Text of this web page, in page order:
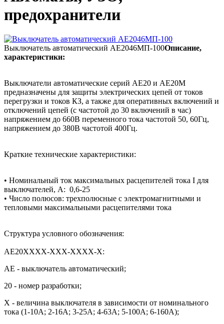
предохранители
Выключатель автоматический АЕ2046МП-100Описание,
характеристики:
Выключатели автоматические серий АЕ20 и АЕ20М
предназначены для защиты электрических цепей от токов
перегрузки и токов КЗ, а также для оперативных включений и
отключений цепей (с частотой до 30 включений в час)
напряжением до 660В переменного тока частотой 50, 60Гц,
напряжением до 380В частотой 400Гц.
Краткие технические характеристики:
• Номинальный ток максимальных расцепителей тока I для
выключателей, А: 0,6-25
• Число полюсов: трехполюсные с электромагнитными и
тепловыми максимальными расцепителями тока
Структура условного обозначения:
АЕ20ХХХХ-ХХХ-ХХХХ-Х:
АЕ - выключатель автоматический;
20 - номер разработки;
X - величина выключателя в зависимости от номинального
тока (1-10А; 2-16А; 3-25А; 4-63А; 5-100А; 6-160А);